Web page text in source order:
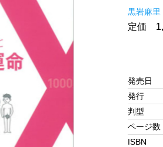
黒岩麻里
定価
発売日
発行
判型
ページ数
ISBN